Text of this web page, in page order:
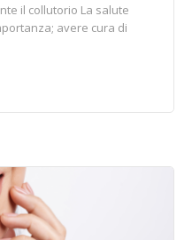
il collutorio La salute
avere cura di